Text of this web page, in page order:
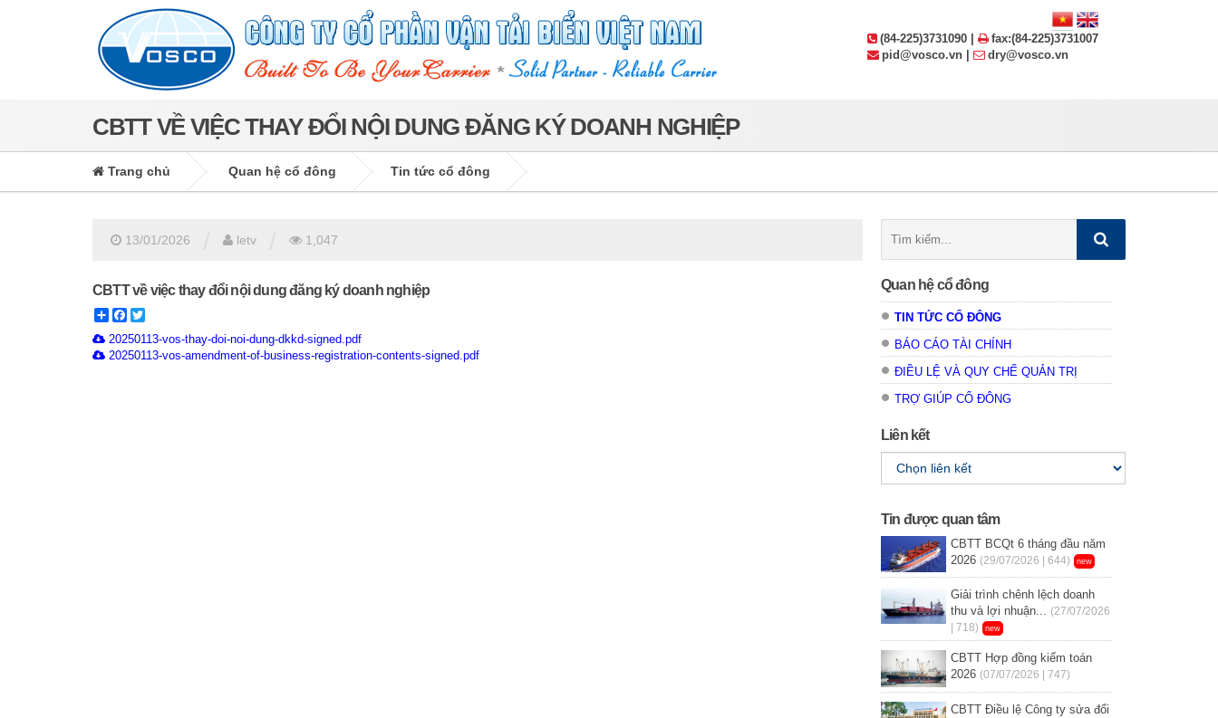
(84-225)3731090 |
fax:(84-225)3731007
pid@vosco.vn |
dry@vosco.vn
CBTT VỀ VIỆC THAY ĐỔI NỘI DUNG ĐĂNG KÝ DOANH NGHIỆP
Trang chủ Quan hệ cổ đông Tin tức cổ đông
13/01/2026 letv 1,047
CBTT về việc thay đổi nội dung đăng ký doanh nghiệp
ShareFacebook
20250113-vos-thay-doi-noi-dung-dkkd-signed.pdf
20250113-vos-amendment-of-business-registration-contents-signed.pdf
kiếm:
Quan hệ cổ đông
TIN TỨC CỔ ĐÔNG
BÁO CÁO TÀI CHÍNH
ĐIỀU LỆ VÀ QUY CHẾ QUẢN TRỊ
TRỢ GIÚP CỔ ĐÔNG
Liên kết
Tin được quan tâm
CBTT BCQt 6 tháng đầu năm
2026 (29/07/2026 | 644) new
Giải trình chênh lệch doanh
thu và lợi nhuận... (27/07/2026
| 718)
new
CBTT Hợp đồng kiểm toán
2026 (07/07/2026 | 747)
CBTT Điều lệ Công ty sửa đổi